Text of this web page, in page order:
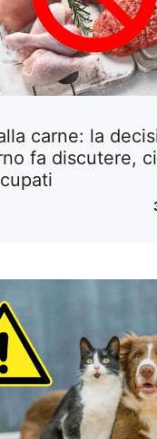
carne: la
fa discutere,